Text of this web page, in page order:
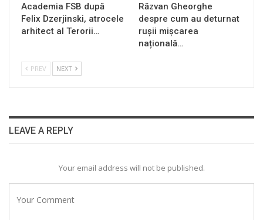
Academia FSB după
Felix Dzerjinski, atrocele
arhitect al Terorii…
Răzvan Gheorghe
despre cum au deturnat
rușii mișcarea
națională…
PREV NEXT
LEAVE A REPLY
Your email address will not be published.